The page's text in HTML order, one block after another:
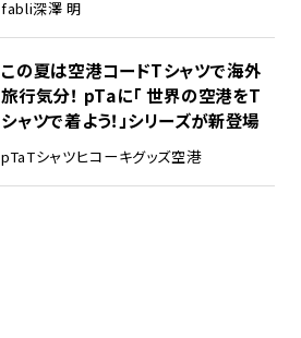
fabli深澤 明
この夏は空港コードTシャツで海外
旅行気分！ pTaに「 世界の空港をT
シャツで着よう！」シリーズが新登場
pTaTシャツヒコーキグッズ空港